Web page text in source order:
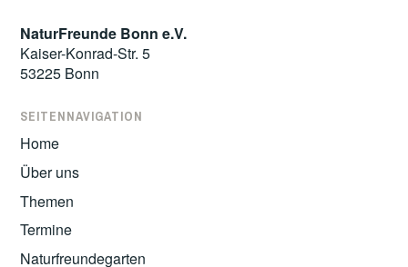
NaturFreunde Bonn e.V.
Kaiser-Konrad-Str. 5
53225 Bonn
SEITENNAVIGATION
Home
Über uns
Themen
Termine
Naturfreundegarten